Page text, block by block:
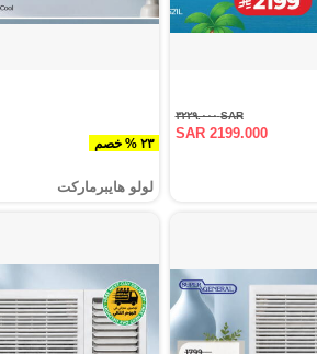
SAR ٣٢٢٩.٠٠٠
SAR 2199.000
٢٣ % خصم
لولو هايبرماركت